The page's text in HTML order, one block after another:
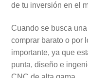
de tu inversión en el
Cuando se busca
comprar barato o por
importante, ya que
punta, diseño e